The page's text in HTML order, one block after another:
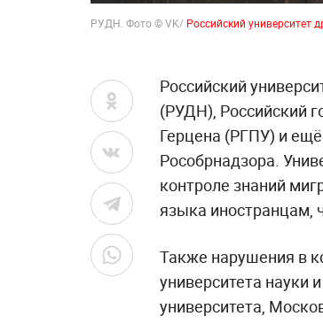
РУДН. Фото © VK/ Российский
Российский
(РУДН), Российский
Герцена (РГПУ) и
Рособрнадзора.
контроле знаний
языка иностранцам,
Также нарушения в
университета науки
университета,